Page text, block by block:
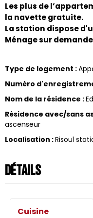
Les plus de
la navette gratuite.
La station dispose
Ménage sur demande
Type de logement :
Numéro
Nom de la résidence :
Résidence avec/sans
ascenseur
Localisation :Risoul
Détails
Cuisine